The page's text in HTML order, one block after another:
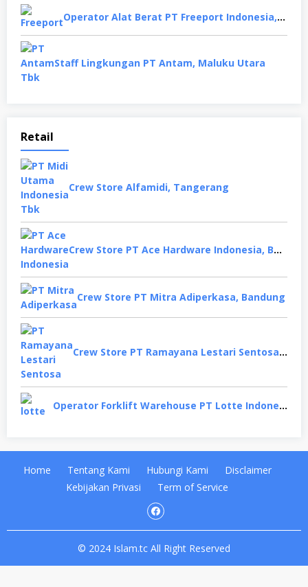
Operator Alat Berat PT Freeport Indonesia, Papua
Staff Lingkungan PT Antam, Maluku Utara
Retail
Crew Store Alfamidi, Tangerang
Crew Store PT Ace Hardware Indonesia, Bekasi
Crew Store PT Mitra Adiperkasa, Bandung
Crew Store PT Ramayana Lestari Sentosa, Jakarta Selatan
Operator Forklift Warehouse PT Lotte Indonesia, Cikarang
Home Tentang Kami Hubungi Kami
Disclaimer
Kebijakan Privasi
Term of Service
© 2024 Islam.tc All Right Reserved